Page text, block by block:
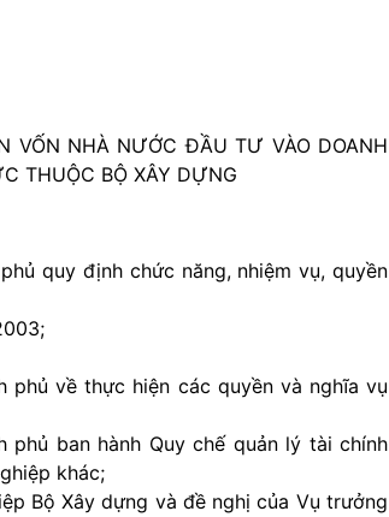
VỐN NHÀ NƯỚC ĐẦU TƯ VÀO DOANH
THUỘC BỘ XÂY DỰNG
quy định chức năng, nhiệm vụ, quyền
về thực hiện các quyền và nghĩa vụ
ban hành Quy chế quản lý tài chính
khác;
Bộ Xây dựng và đề nghị của Vụ trưởng